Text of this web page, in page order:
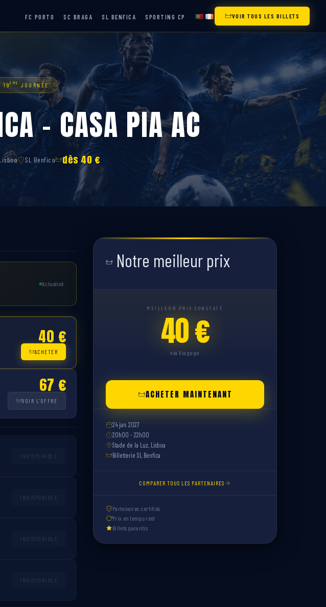
FC PORTO SC BRAGA SL BENFICA SPORTING CP VOIR TOUS LES BILLETS
19ÈME JOURNÉE
– CASA PIA AC
SL Benfica dès 40 €
Actualisé
40 €
ACHETER
67 €
VOIR L'OFFRE
INDISPONIBLE
INDISPONIBLE
INDISPONIBLE
INDISPONIBLE
Notre meilleur prix
MEILLEUR PRIX CONSTATÉ
40 €
via Viagogo
ACHETER MAINTENANT
24 jan. 2027
20h00 - 22h00
Stade de la Luz, Lisboa
Billetterie SL Benfica
COMPARER TOUS LES PARTENAIRES
Partenaires certifiés
Prix en temps réel
Billets garantis